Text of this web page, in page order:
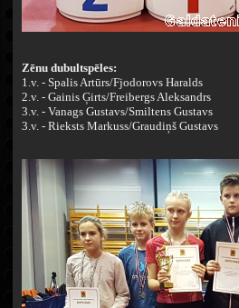
Zēnu dubultspēles:
1.v. - Spalis Artūrs/Fjodorovs Haralds
2.v. - Gainis Ģirts/Freibergs Aleksandrs
3.v. - Vanags Gustavs/Smiltens Gustavs
3.v. - Rieksts Markuss/Graudiņš Gustavs